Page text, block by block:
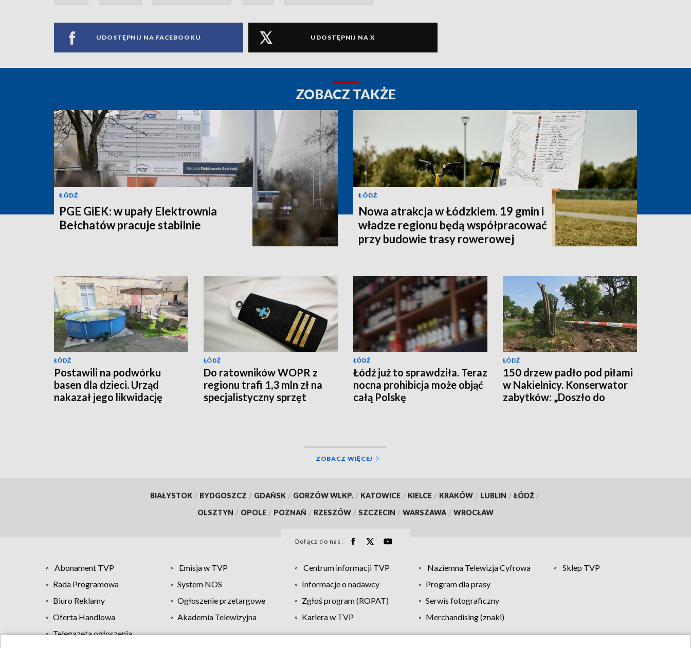
UDOSTĘPNIJ NA FACEBOOKU UDOSTĘPNIJ NA X
ZOBACZ TAKŻE
ŁÓDŹ
PGE GiEK: w upały Elektrownia
Bełchatów pracuje stabilnie
ŁÓDŹ
Nowa atrakcja w Łódzkiem. 19 gmin i
władze regionu będą współpracować
przy budowie trasy rowerowej
ŁÓDŹ
Postawili na podwórku
basen dla dzieci. Urząd
nakazał jego likwidację
ŁÓDŹ
Do ratowników WOPR z
regionu trafi 1,3 mln zł na
specjalistyczny sprzęt
ŁÓDŹ
Łódź już to sprawdziła. Teraz
nocna prohibicja może objąć
całą Polskę
ŁÓDŹ
150 drzew padło pod piłami
w Nakielnicy. Konserwator
zabytków: „Doszło do
ZOBACZ WIĘCEJ
BIAŁYSTOK / BYDGOSZCZ / GDAŃSK / GORZÓW WLKP. / KATOWICE / KIELCE / KRAKÓW / LUBLIN / ŁÓDŹ /
OLSZTYN / OPOLE / POZNAŃ / RZESZÓW / SZCZECIN / WARSZAWA / WROCŁAW
Dołącz do nas:
Abonament TVP Emisja w TVP Centrum informacji TVP Naziemna Telewizja Cyfrowa
Sklep TVP
Rada Programowa
System NOS Informacje o nadawcy
Program dla prasy
Biuro Reklamy
Ogłoszenie przetargowe Zgłoś program (ROPAT)
Serwis fotograficzny
Oferta Handlowa
Akademia Telewizyjna Kariera w TVP
Merchandising (znaki)
Telegazeta ogłoszenia